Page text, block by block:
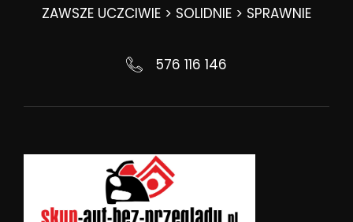
ZAWSZE UCZCIWIE > SOLIDNIE > SPRAWNIE
576 116 146